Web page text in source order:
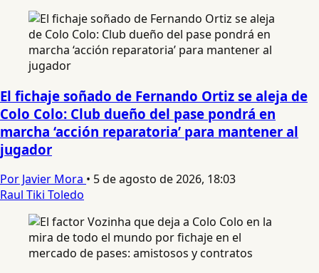
El fichaje soñado de Fernando Ortiz se aleja de
Colo Colo: Club dueño del pase pondrá en
marcha ‘acción reparatoria’ para mantener al
jugador
Por Javier Mora • 5 de agosto de 2026, 18:03
Raul Tiki Toledo